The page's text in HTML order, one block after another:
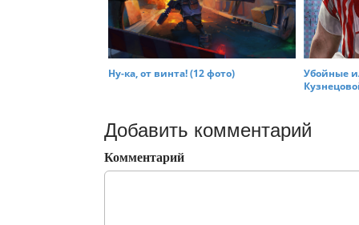
Ну-ка, от винта! (12 фото)
Убойные
Добавить комментарий
Комментарий